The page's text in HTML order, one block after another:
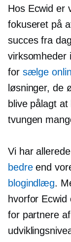
Hos Ecwid er
fokuseret på
succes fra
virksomheder
for sælge
løsninger, de
blive pålagt
tvungen
Vi har
bedreend
blogindlæg.
hvorfor
for partnere